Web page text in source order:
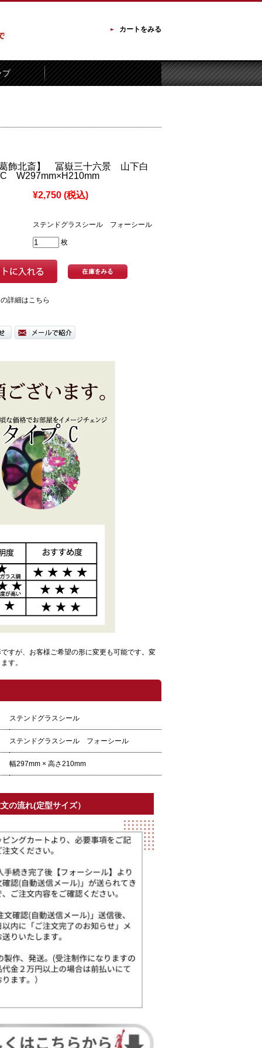
カートをみる
プ
飾北斎】 冨嶽三十六景 山下白
W297mm×H210mm
¥2,750 (税込)
ステンドグラスシール フォーシール
枚
詳細はこちら
すが、お客様ご希望の形に変更も可能です。変
す。
ステンドグラスシール
ステンドグラスシール フォーシール
幅297mm × 高さ210mm
の流れ(定型サイズ）